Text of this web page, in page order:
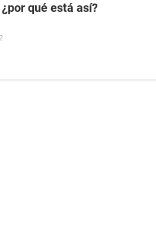
qué está así?